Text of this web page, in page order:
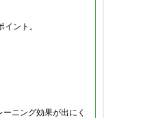
ント。
ニング効果が出にく